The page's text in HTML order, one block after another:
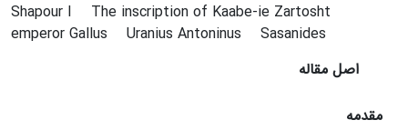
Shapour I
The inscription of Kaabe-ie Zartosht
emperor Gallus
Uranius Antoninus
Sasanides
اصل مقاله
مقدمه